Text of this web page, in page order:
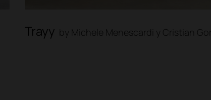
Trayy by Michele Menescardi y Cristian Gori